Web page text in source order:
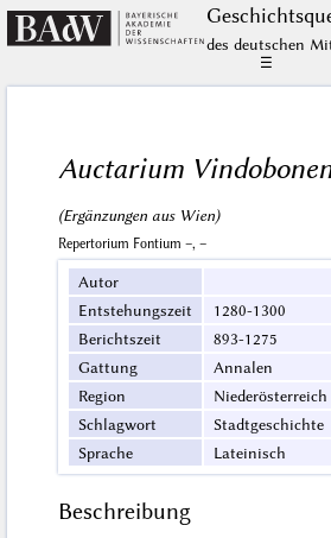
des deutschen
☰
Auctarium
(Ergänzungen aus Wien)
Repertorium Fontium –, –
Autor
Entstehungszeit
1280-1300
Berichtszeit
893-1275
Gattung
Annalen
Region
Niederösterreich
Schlagwort
Stadtgeschichte
Sprache
Lateinisch
Beschreibung